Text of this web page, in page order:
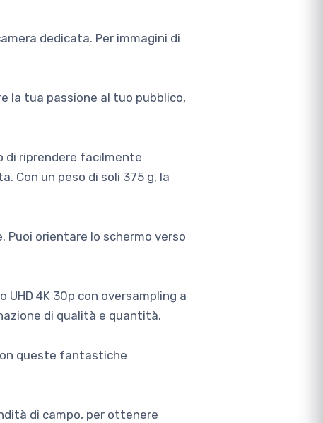
dedicata. Per immagini di
la tua passione al tuo pubblico,
di riprendere facilmente
Con un peso di soli 375 g, la
Puoi orientare lo schermo verso
4K 30p con oversampling a
di qualità e quantità.
queste fantastiche
di campo, per ottenere